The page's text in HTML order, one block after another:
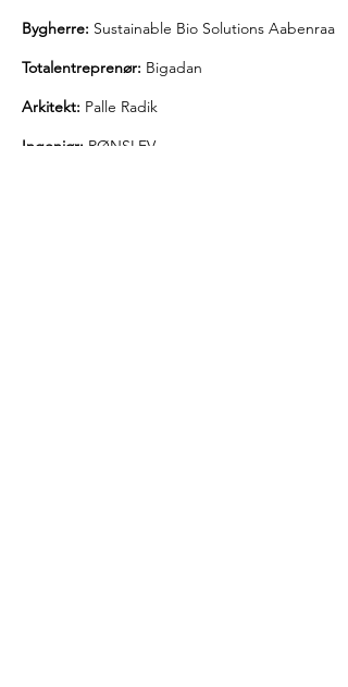
Bygherre: Sustainable Bio Solutions Aabenraa
Totalentreprenør: Bigadan
Arkitekt: Palle Radik
Ingeniør: RØNSLEV